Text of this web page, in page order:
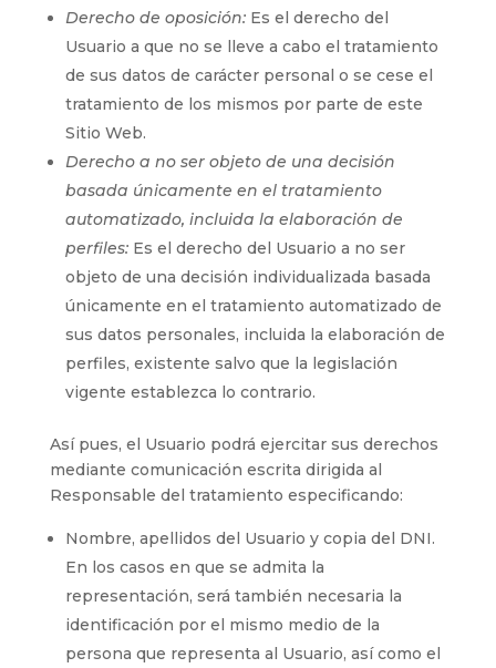
Derecho de oposición:Es el derecho del
Usuario a que no se lleve a cabo el tratamiento
de sus datos de carácter personal o se cese el
tratamiento de los mismos por parte de este
Sitio Web.
Derecho a no ser objeto de una decisión
basada únicamente en el tratamiento
automatizado, incluida la elaboración de
perfiles:Es el derecho del Usuario a no ser
objeto de una decisión individualizada basada
únicamente en el tratamiento automatizado de
sus datos personales, incluida la elaboración de
perfiles, existente salvo que la legislación
vigente establezca lo contrario.
Así pues, el Usuario podrá ejercitar sus derechos
mediante comunicación escrita dirigida al
Responsable del tratamiento especificando:
Nombre, apellidos del Usuario y copia del DNI.
En los casos en que se admita la
representación, será también necesaria la
identificación por el mismo medio de la
persona que representa al Usuario, así como el